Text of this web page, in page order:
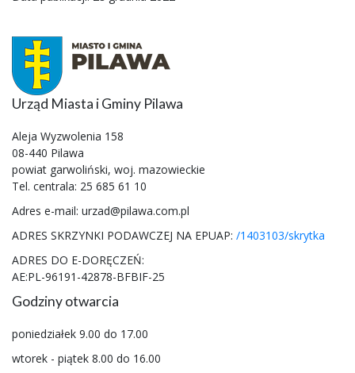
Urząd Miasta i Gminy Pilawa
Aleja Wyzwolenia 158
08-440 Pilawa
powiat garwoliński, woj. mazowieckie
Tel. centrala: 25 685 61 10
Adres e-mail: urzad@pilawa.com.pl
ADRES SKRZYNKI PODAWCZEJ NA EPUAP: /1403103/skrytka
ADRES DO E-DORĘCZEŃ:
AE:PL-96191-42878-BFBIF-25
Godziny otwarcia
poniedziałek 9.00 do 17.00
wtorek - piątek 8.00 do 16.00